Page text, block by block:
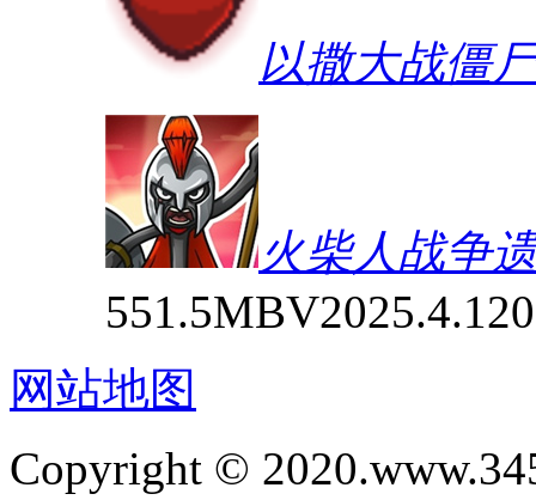
以撒大战僵
火柴人战争
551.5MB
网站地图
Copyright ©